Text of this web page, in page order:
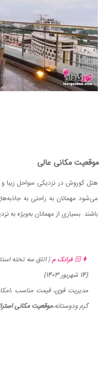
موقعیت مکانی عالی
هتل کوروش در نزدیکی سواحل زیبا و
می‌شود مهمانان به راحتی به
باشند. بسیاری از مهمانان به‌ویژه به
👩🏻 فرانک م| اتاق سه تخته
{14 شهریور 1403}
مدیریت قوی، قیمت مناسب
گرم ودوستانه،موقعیت مکانی